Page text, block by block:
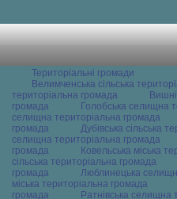
Територіальні громади
Велимченська сільська
територіальна громада
громада
Голобська селищна
селищна територіальна громада
громада
Дубівська сільська
селищна територіальна громада
громада
Ковельська міська
сільська територіальна громада
громада
Люблинецька
міська територіальна громада
громада
Ратнівська селищна